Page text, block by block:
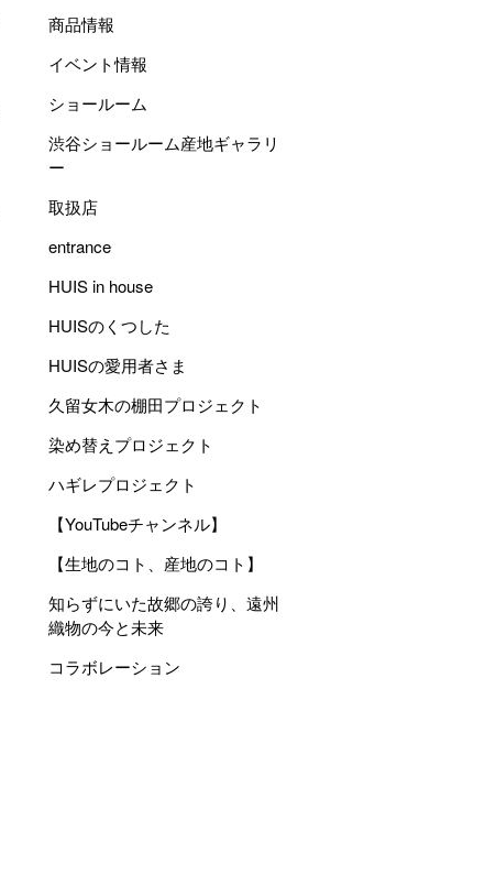
商品情報
イベント情報
ショールーム
渋谷ショールーム産地ギャラリ
ー
取扱店
entrance
HUIS in house
HUISのくつした
HUISの愛用者さま
久留女木の棚田プロジェクト
染め替えプロジェクト
ハギレプロジェクト
【YouTubeチャンネル】
【生地のコト、産地のコト】
知らずにいた故郷の誇り、遠州
織物の今と未来
コラボレーション